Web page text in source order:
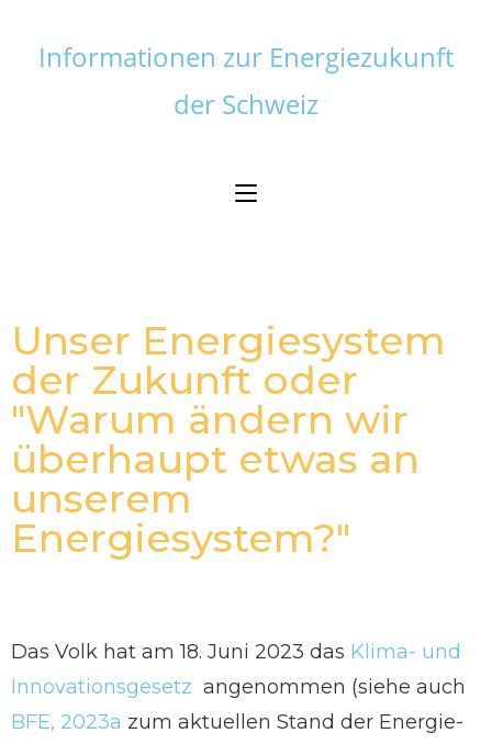
Informationen zur Energiezukunft
der Schweiz
Unser Energiesystem
der Zukunft oder
"Warum ändern wir
überhaupt etwas an
unserem
Energiesystem?"
Das Volk hat am 18. Juni 2023 das Klima- und
Innovationsgesetz angenommen (siehe auch
BFE, 2023a zum aktuellen Stand der Energie-